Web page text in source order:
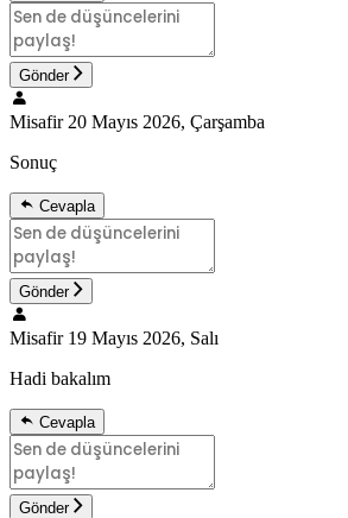
Gönder
Misafir 20 Mayıs 2026, Çarşamba
Sonuç
Cevapla
Gönder
Misafir 19 Mayıs 2026, Salı
Hadi bakalım
Cevapla
Gönder